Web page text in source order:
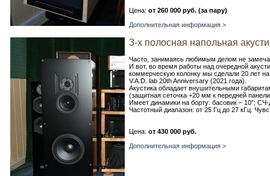
Цена: от 260 000 руб. (за пару)
Дополнительная информация >
3-х полосная напольная
Часто, занимаясь любимым делом не
И вот, во время работы над очередной
коммерческую колонку мы сделали 20 лет
V.A.D. lab 20th Anniversary (2021 года).
Акустика обладает внушительными
(защитная сеточка +20 мм к передней
Имеет динамики на борту: басовик – 10”;
Частотный диапазон: от 25 Гц до 27 кГц.
Цена: от 430 000 руб.
Дополнительная информация >